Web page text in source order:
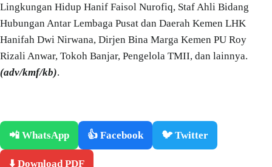
Lingkungan Hidup Hanif Faisol Nurofiq, Staf Ahli Bidang
Hubungan Antar Lembaga Pusat dan Daerah Kemen LHK
Hanifah Dwi Nirwana, Dirjen Bina Marga Kemen PU Roy
Rizali Anwar, Tokoh Banjar, Pengelola TMII, dan lainnya.
(adv/kmf/kb).
📲 WhatsApp 👍 Facebook 🐦 Twitter
⬇️ Download PDF